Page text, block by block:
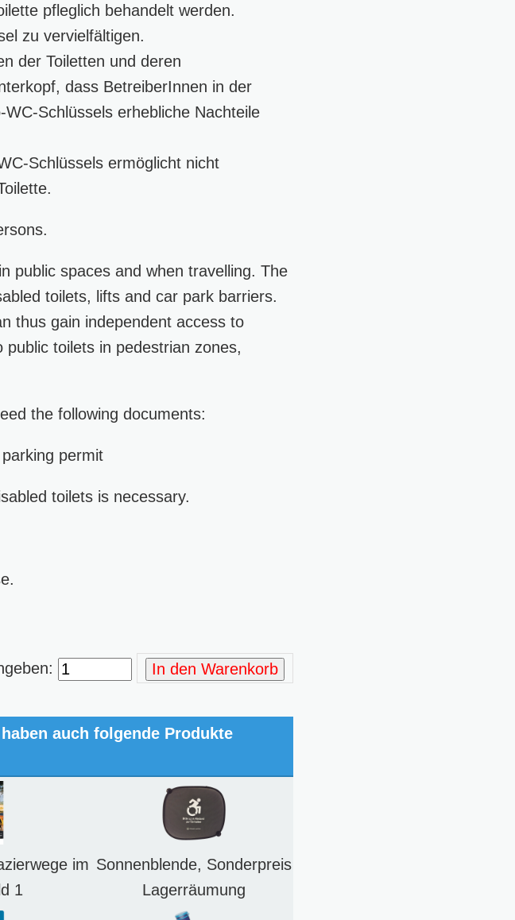
pfleglich behandelt werden.
zu vervielfältigen.
der Toiletten und deren
dass BetreiberInnen in der
Schlüssels erhebliche Nachteile
Schlüssels ermöglicht nicht
public spaces and when travelling. The
toilets, lifts and car park barriers.
thus gain independent access to
toilets in pedestrian zones,
the following documents:
permit
toilets is necessary.
In den Warenkorb
auch folgende Produkte
im
1
Sonnenblende, Sonderpreis
Lagerräumung